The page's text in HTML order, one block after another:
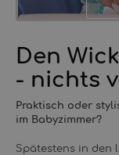
Den
- nichts
Praktisch oder
im Babyzimmer?
Spätestens in den